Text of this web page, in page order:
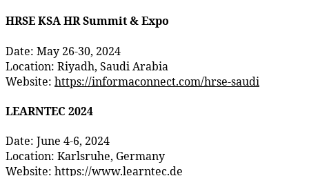
HRSE KSA HR Summit & Expo
Date: May 26-30, 2024
Location: Riyadh, Saudi Arabia
Website: https://informaconnect.com/hrse-saudi
LEARNTEC 2024
Date: June 4-6, 2024
Location: Karlsruhe, Germany
Website: https://www.learntec.de